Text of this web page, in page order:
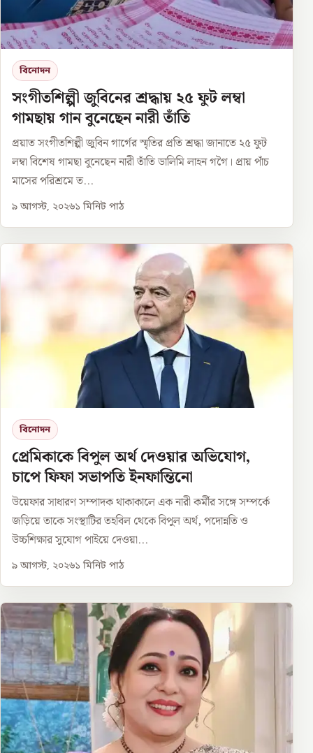
বিনোদন
সংগীতশিল্পী জুবিনের শ্রদ্ধায় ২৫ ফুট লম্বা
গামছায় গান বুনেছেন নারী তাঁতি
প্রয়াত সংগীতশিল্পী জুবিন গার্গের স্মৃতির প্রতি শ্রদ্ধা জানাতে ২৫ ফুট
লম্বা বিশেষ গামছা বুনেছেন নারী তাঁতি ডালিমি লাহন গগৈ। প্রায় পাঁচ
মাসের পরিশ্রমে ত...
৯ আগস্ট, ২০২৬১ মিনিট পাঠ
বিনোদন
প্রেমিকাকে বিপুল অর্থ দেওয়ার অভিযোগ,
চাপে ফিফা সভাপতি ইনফান্তিনো
উয়েফার সাধারণ সম্পাদক থাকাকালে এক নারী কর্মীর সঙ্গে সম্পর্কে
জড়িয়ে তাকে সংস্থাটির তহবিল থেকে বিপুল অর্থ, পদোন্নতি ও
উচ্চশিক্ষার সুযোগ পাইয়ে দেওয়া...
৯ আগস্ট, ২০২৬১ মিনিট পাঠ